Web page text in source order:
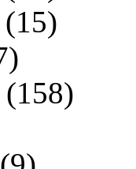
(15)
(158)